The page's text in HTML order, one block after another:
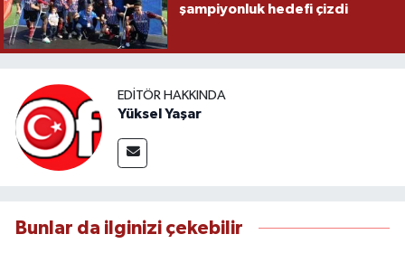
şampiyonluk hedefi çizdi
EDITÖR HAKKINDA
Yüksel Yaşar
Bunlar da ilginizi çekebilir